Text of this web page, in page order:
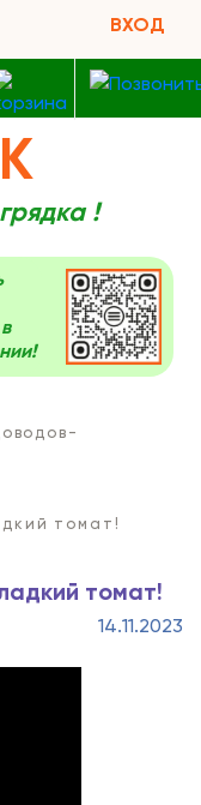
ВХОД
!
томат!
томат!
14.11.2023